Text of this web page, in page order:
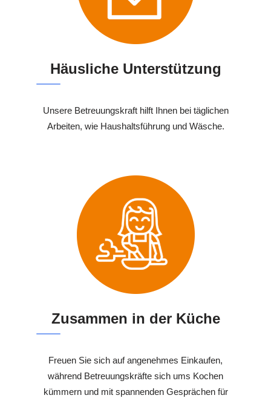
Häusliche Unterstützung
Unsere Betreuungskraft hilft Ihnen bei täglichen
Arbeiten, wie Haushaltsführung und Wäsche.
Zusammen in der Küche
Freuen Sie sich auf angenehmes Einkaufen,
während Betreuungskräfte sich ums Kochen
kümmern und mit spannenden Gesprächen für